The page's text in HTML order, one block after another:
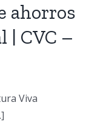
ahorros
| CVC –
Viva